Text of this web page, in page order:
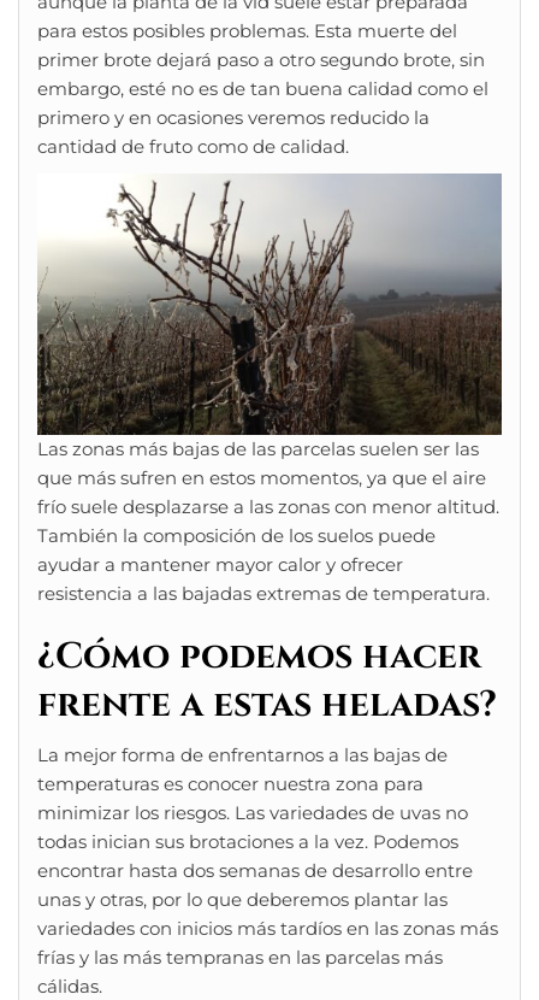
para estos posibles problemas. Esta muerte del
primer brote dejará paso a otro segundo brote, sin
embargo, esté no es de tan buena calidad como el
primero y en ocasiones veremos reducido la
cantidad de fruto como de calidad.
Las zonas más bajas de las parcelas suelen ser las
que más sufren en estos momentos, ya que el aire
frío suele desplazarse a las zonas con menor altitud.
También la composición de los suelos puede
ayudar a mantener mayor calor y ofrecer
resistencia a las bajadas extremas de temperatura.
¿Cómo podemos hacer
frente a estas heladas?
La mejor forma de enfrentarnos a las bajas de
temperaturas es conocer nuestra zona para
minimizar los riesgos. Las variedades de uvas no
todas inician sus brotaciones a la vez. Podemos
encontrar hasta dos semanas de desarrollo entre
unas y otras, por lo que deberemos plantar las
variedades con inicios más tardíos en las zonas más
frías y las más tempranas en las parcelas más
cálidas.